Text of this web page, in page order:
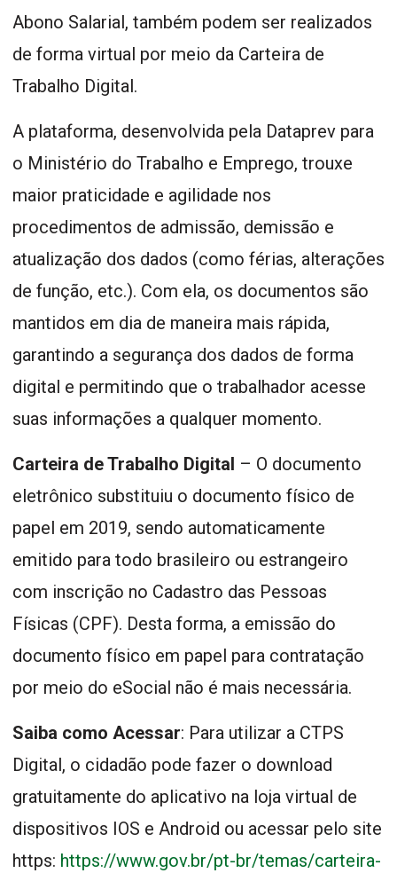
Abono Salarial, também podem ser realizados
de forma virtual por meio da Carteira de
Trabalho Digital.
A plataforma, desenvolvida pela Dataprev para
o Ministério do Trabalho e Emprego, trouxe
maior praticidade e agilidade nos
procedimentos de admissão, demissão e
atualização dos dados (como férias, alterações
de função, etc.). Com ela, os documentos são
mantidos em dia de maneira mais rápida,
garantindo a segurança dos dados de forma
digital e permitindo que o trabalhador acesse
suas informações a qualquer momento.
Carteira de Trabalho Digital – O documento
eletrônico substituiu o documento físico de
papel em 2019, sendo automaticamente
emitido para todo brasileiro ou estrangeiro
com inscrição no Cadastro das Pessoas
Físicas (CPF). Desta forma, a emissão do
documento físico em papel para contratação
por meio do eSocial não é mais necessária.
Saiba como Acessar: Para utilizar a CTPS
Digital, o cidadão pode fazer o download
gratuitamente do aplicativo na loja virtual de
dispositivos IOS e Android ou acessar pelo site
https: https://www.gov.br/pt-br/temas/carteira-